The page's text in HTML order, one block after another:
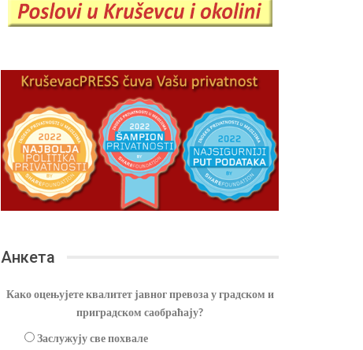
Анкета
Како оцењујете квалитет јавног превоза у градском и
приградском саобраћају?
Заслужују све похвале